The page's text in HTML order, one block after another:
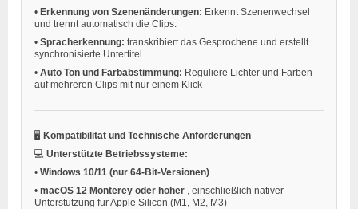
• Erkennung von Szenenänderungen: Erkennt Szenenwechsel
und trennt automatisch die Clips.
• Spracherkennung: transkribiert das Gesprochene und erstellt
synchronisierte Untertitel
• Auto Ton und Farbabstimmung: Reguliere Lichter und Farben
auf mehreren Clips mit nur einem Klick
🖥️ Kompatibilität und Technische Anforderungen
💻 Unterstützte Betriebssysteme:
• Windows 10/11 (nur 64-Bit-Versionen)
• macOS 12 Monterey oder höher
, einschließlich nativer
Unterstützung für Apple Silicon (M1, M2, M3)